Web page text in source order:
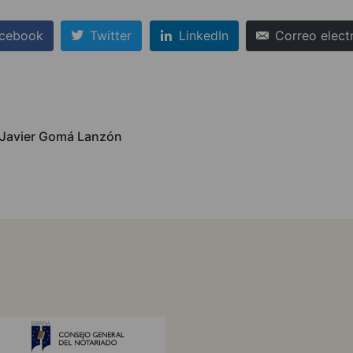
Twitter LinkedIn Correo
Gomá Lanzón